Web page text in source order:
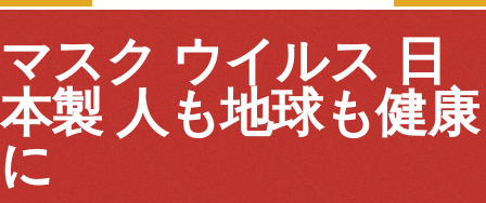
マスク ウイルス 日
本製 人も地球も健康
に